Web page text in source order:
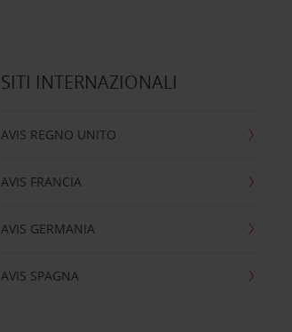
SITI INTERNAZIONALI
AVIS REGNO UNITO
AVIS FRANCIA
AVIS GERMANIA
AVIS SPAGNA